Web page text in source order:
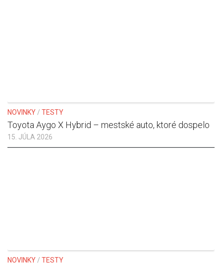
NOVINKY / TESTY
Toyota Aygo X Hybrid – mestské auto, ktoré dospelo
15. JÚLA 2026
NOVINKY / TESTY